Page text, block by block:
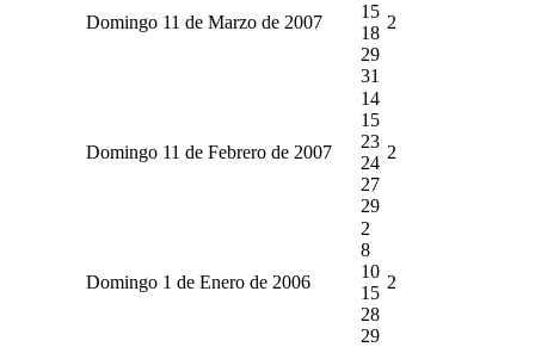
Domingo 11 de Marzo de 2007
15
18
29
31
2
Domingo 11 de Febrero de 2007
14
15
23
24
27
29
2
Domingo 1 de Enero de 2006
2
8
10
15
28
29
2